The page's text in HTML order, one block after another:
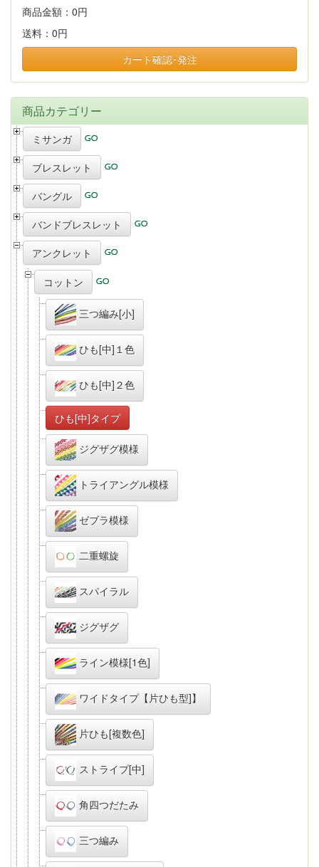
商品金額： 0円
送料： 0円
カート確認･発注
商品カテゴリー
ミサンガ
ブレスレット
バングル
バンドブレスレット
アンクレット
コットン
三つ編み[小]
ひも[中]１色
ひも[中]２色
ひも[中]タイプ
ジグザグ模様
トライアングル模様
ゼブラ模様
二重螺旋
スパイラル
ジグザグ
ライン模様[1色]
ワイドタイプ【片ひも型]】
片ひも[複数色]
ストライプ[中]
角四つだたみ
三つ編み